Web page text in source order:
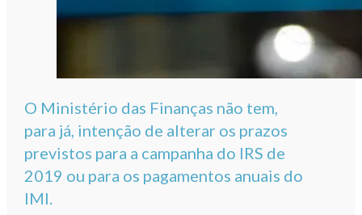
O Ministério das Finanças não tem,
para já, intenção de alterar os prazos
previstos para a campanha do IRS de
2019 ou para os pagamentos anuais do
IMI.